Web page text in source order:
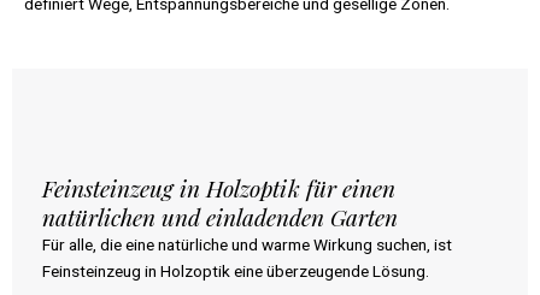
Feinsteinzeug in Holzoptik für einen
natürlichen und einladenden Garten
Für alle, die eine natürliche und warme Wirkung suchen, ist
Feinsteinzeug in Holzoptik eine überzeugende Lösung.